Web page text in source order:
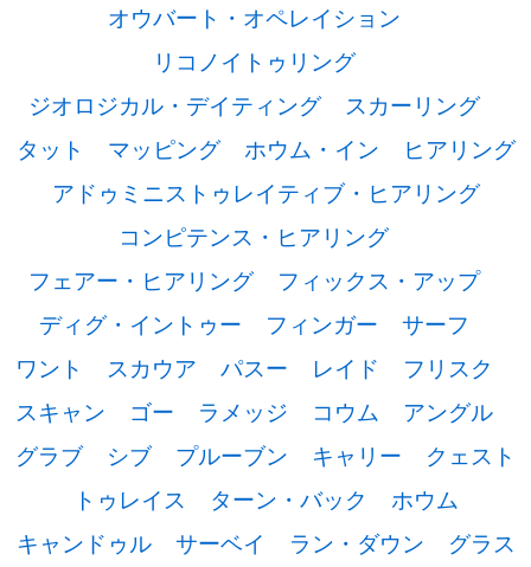
オウバート・オペレイション
リコノイトゥリング
ジオロジカル・デイティング
スカーリング
タット
マッピング ホウム・イン
ヒアリング
アドゥミニストゥレイティブ・ヒアリング
コンピテンス・ヒアリング
フェアー・ヒアリング
フィックス・アップ
ディグ・イントゥー
フィンガー
サーフ
ワント
スカウア パスー レイド
フリスク
スキャン
ゴー ラメッジ コウム
アングル
グラブ
シブ プルーブン キャリー
クェスト
トゥレイス
ターン・バック
ホウム
キャンドゥル
サーベイ ラン・ダウン
グラス